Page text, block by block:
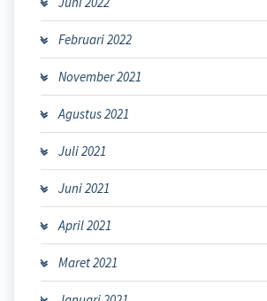
Februari 2022
November 2021
Agustus 2021
Juli 2021
Juni 2021
April 2021
Maret 2021